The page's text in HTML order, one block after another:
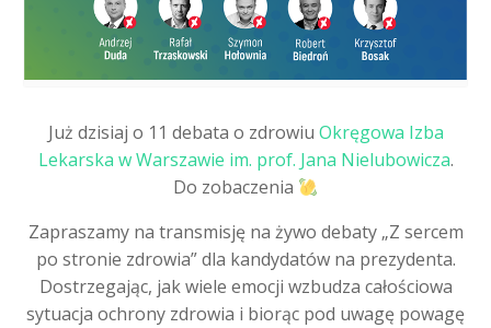
Już dzisiaj o 11 debata o zdrowiu Okręgowa Izba
Lekarska w Warszawie im. prof. Jana Nielubowicza.
Do zobaczenia
Zapraszamy na transmisję na żywo debaty „Z sercem
po stronie zdrowia” dla kandydatów na prezydenta.
Dostrzegając, jak wiele emocji wzbudza całościowa
sytuacja ochrony zdrowia i biorąc pod uwagę powagę